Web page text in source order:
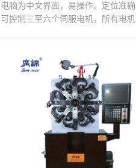
电脑为中文界面，易操作。定位准
可控制三至六个伺服电机，所有电机